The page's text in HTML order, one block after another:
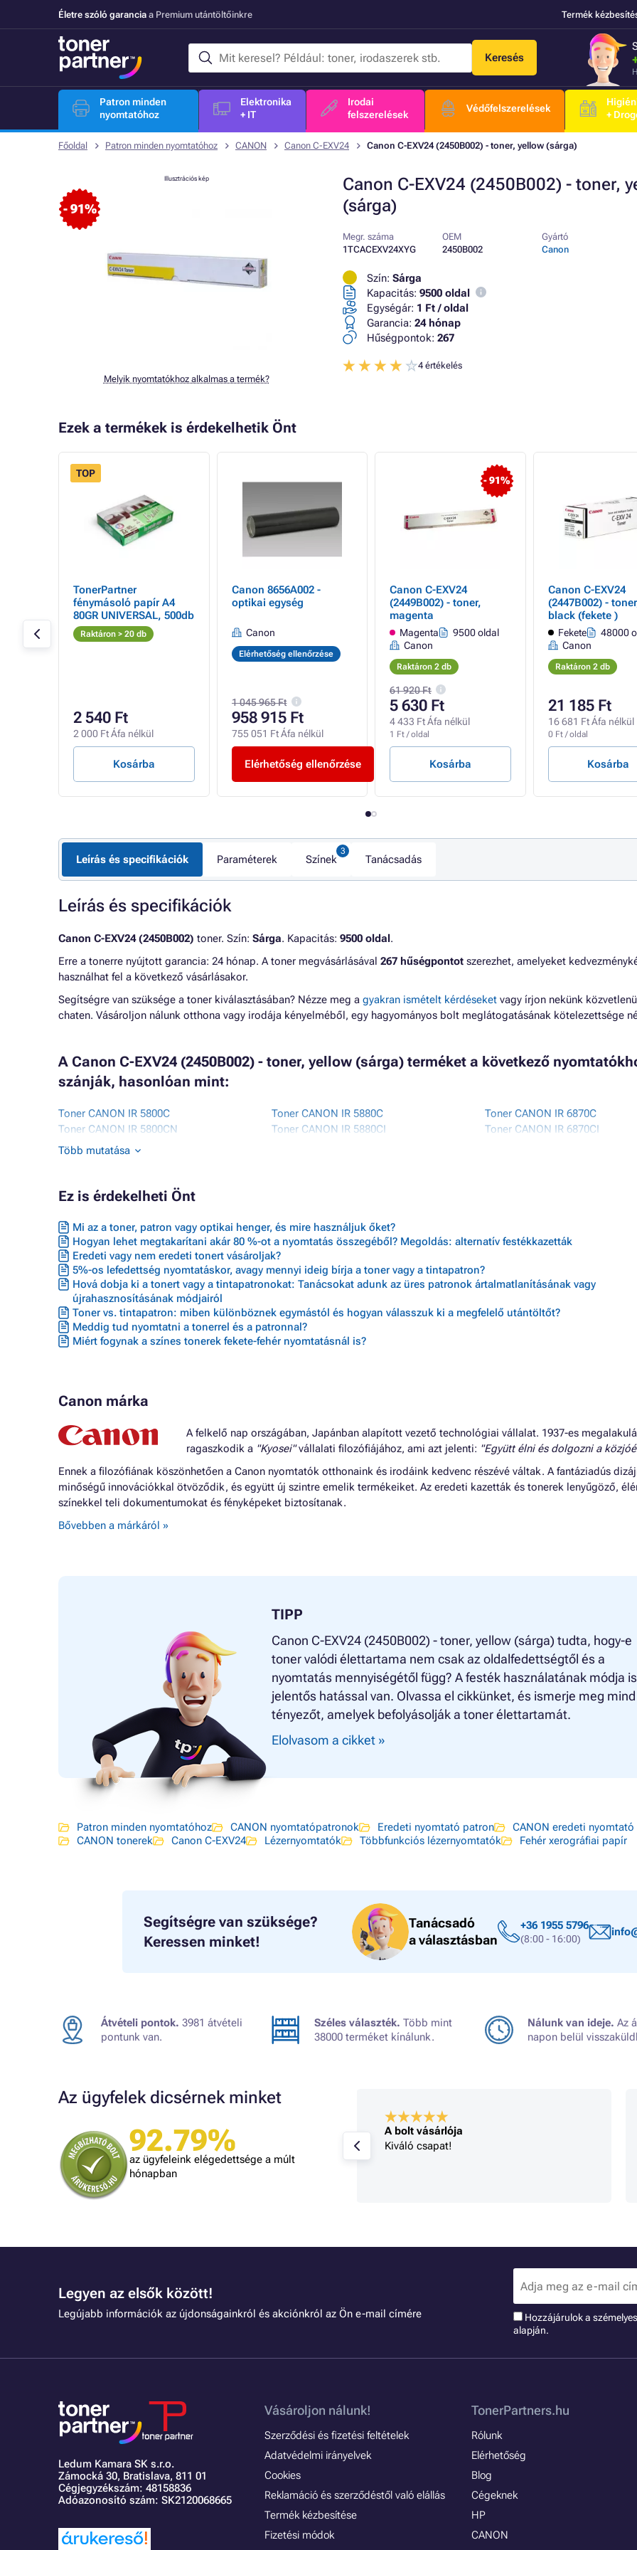
Életre szóló garancia a Premium utántöltőinkre Termék
Keresés
Patron minden
nyomtatóhoz
Elektronika
+ IT
Irodai
felszerelések
Védőfelszerelések
+
Főoldal Patron minden nyomtatóhoz CANON Canon C-EXV24 Canon C-EXV24 (2450B002) - toner, yellow (sárga)
Canon C-EXV24 (2450B002) - toner,
(sárga)
- 91%
Illusztrációs kép
Melyik nyomtatókhoz alkalmas a termék?
Megr. száma
1TCACEXV24XYG
OEM
2450B002
Gyártó
Canon
Szín: Sárga
Kapacitás: 9500 oldal
Egységár: 1 Ft / oldal
Garancia: 24 hónap
Hűségpontok: 267
4 értékelés
Ezek a termékek is érdekelhetik Önt
TOP
TonerPartner
fénymásoló papír A4
80GR UNIVERSAL, 500db
Raktáron > 20 db
2 540 Ft
2 000 Ft Áfa nélkül
Kosárba
Canon 8656A002 -
optikai egység
Canon
Elérhetőség ellenőrzése
1 045 965 Ft
958 915 Ft
755 051 Ft Áfa nélkül
Elérhetőség ellenőrzése
- 91%
Canon C-EXV24
(2449B002) - toner,
magenta
Magenta
9500 oldal
Canon
Raktáron 2 db
61 920 Ft
5 630 Ft
4 433 Ft Áfa nélkül
1 Ft / oldal
Kosárba
Canon C-EXV24
(2447B002) -
black (fekete )
Fekete
48000
Canon
Raktáron 2 db
21 185 Ft
16 681 Ft Áfa nélkül
0 Ft / oldal
Kosárba
Leírás és specifikációk Paraméterek Színek Tanácsadás
Leírás és specifikációk
Canon C-EXV24 (2450B002) toner. Szín: Sárga. Kapacitás: 9500 oldal.
Erre a tonerre nyújtott garancia: 24 hónap. A toner megvásárlásával 267 hűségpontot szerezhet, amelyeket
használhat fel a következő vásárlásakor.
Segítségre van szüksége a toner kiválasztásában? Nézze meg a gyakran ismételt kérdéseket vagy írjon nekünk
chaten. Vásároljon nálunk otthona vagy irodája kényelméből, egy hagyományos bolt meglátogatásának kötelezettsége
A Canon C-EXV24 (2450B002) - toner, yellow (sárga) terméket a következő
szánják, hasonlóan mint:
Toner CANON IR 5800C
Toner CANON IR 5800CN
Toner CANON IR 5870C
Toner CANON IR 5880C
Toner CANON IR 5880CI
Toner CANON IR 6870C
Toner CANON IR 6870CI
Több mutatása
Ez is érdekelheti Önt
Mi az a toner, patron vagy optikai henger, és mire használjuk őket?
Hogyan lehet megtakarítani akár 80 %-ot a nyomtatás összegéből? Megoldás: alternatív festékkazetták
Eredeti vagy nem eredeti tonert vásároljak?
5%-os lefedettség nyomtatáskor, avagy mennyi ideig bírja a toner vagy a tintapatron?
Hová dobja ki a tonert vagy a tintapatronokat: Tanácsokat adunk az üres patronok ártalmatlanításának vagy
újrahasznosításának módjairól
Toner vs. tintapatron: miben különböznek egymástól és hogyan válasszuk ki a megfelelő utántöltőt?
Meddig tud nyomtatni a tonerrel és a patronnal?
Miért fogynak a színes tonerek fekete-fehér nyomtatásnál is?
Canon márka
A felkelő nap országában, Japánban alapított vezető technológiai vállalat. 1937-es
ragaszkodik a "Kyosei"vállalati filozófiájához, ami azt jelenti: "Együtt élni és dolgozni a
Ennek a filozófiának köszönhetően a Canon nyomtatók otthonaink és irodáink kedvenc részévé váltak. A fantáziadús
minőségű innovációkkal ötvöződik, és együtt új szintre emelik termékeiket. Az eredeti kazetták és tonerek lenyűgöző,
színekkel teli dokumentumokat és fényképeket biztosítanak.
Bővebben a márkáról »
TIPP
Canon C-EXV24 (2450B002) - toner, yellow (sárga) tudta, hogy-e
toner valódi élettartama nem csak az oldalfedettségtől és a
nyomtatás mennyiségétől függ? A festék használatának módja is
jelentős hatással van. Olvassa el cikkünket, és ismerje meg
tényezőt, amelyek befolyásolják a toner élettartamát.
Elolvasom a cikket »
Patron minden nyomtatóhoz CANON nyomtatópatronok Eredeti nyomtató patron
CANON eredeti
CANON tonerek
Canon C-EXV24 Lézernyomtatók Többfunkciós lézernyomtatók Fehér xerográfiai papír
Segítségre van szüksége?
Keressen minket!
Tanácsadó
a választásban
+36 1955 5796
(8:00 - 16:00)
Átvételi pontok. 3981 átvételi
pontunk van.
Széles választék. Több mint
38000 terméket kínálunk.
Nálunk van ideje. Az
napon belül
Az ügyfelek dicsérnek minket
92.79%
az ügyfeleink elégedettsége a múlt
hónapban
A bolt vásárlója
Minden rendben volt.
A bolt vásárlója
Kiváló csapat!
Legyen az elsők között!
Legújabb információk az újdonságainkról és akciónkról az Ön e-mail címére Hozzájárulok a
alapján.
Ledum Kamara SK s.r.o.
Zámocká 30, Bratislava, 811 01
Cégjegyzékszám: 48158836
Adóazonosító szám: SK2120068665
Vásároljon nálunk!
Szerződési és fizetési feltételek
Adatvédelmi irányelvek
Cookies
Reklamáció és szerződéstől való elállás
Termék kézbesítése
Fizetési módok
TonerPartners.hu
Rólunk
Elérhetőség
Blog
Cégeknek
HP
CANON